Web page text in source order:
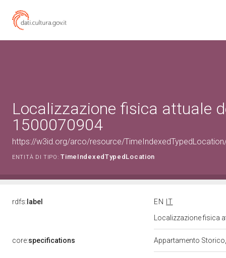
Localizzazione fisica attuale
1500070904
https://w3id.org/arco/resource/
ENTITÀ DI TIPO: TimeIndexedTypedLocation
rdfs: label EN
IT
Localizzazione fisica
core:specifications Appartamento